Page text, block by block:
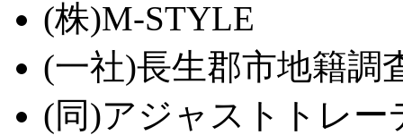
(株)M-STYLE
(一社)長生郡市地籍調
(同)アジャストトレー